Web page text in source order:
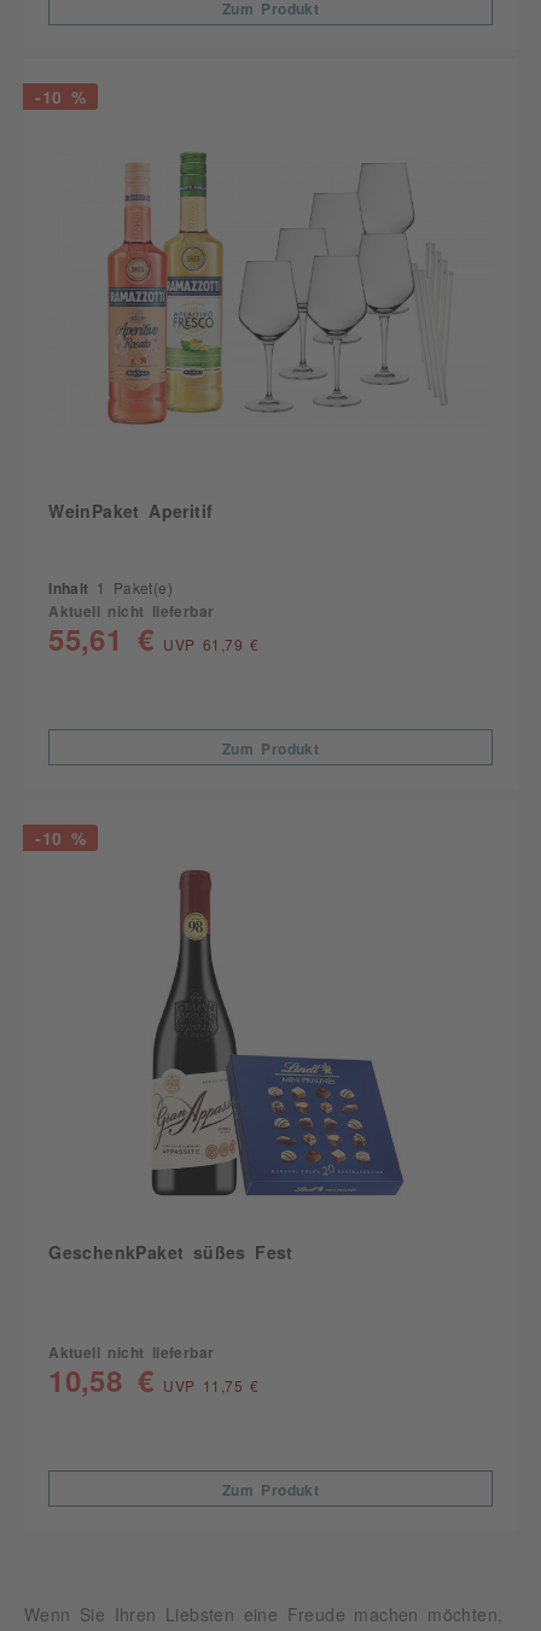
Zum Produkt
-10 %
WeinPaket Aperitif
Inhalt 1 Paket(e)
Aktuell nicht lieferbar
55,61 € UVP 61,79 €
Zum Produkt
-10 %
GeschenkPaket süßes Fest
Aktuell nicht lieferbar
10,58 € UVP 11,75 €
Zum Produkt
Wenn Sie Ihren Liebsten eine Freude machen möchten,